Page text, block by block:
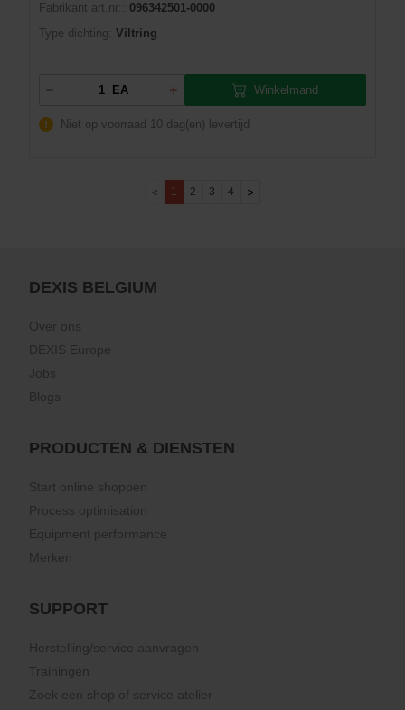
Fabrikant art.nr::
096342501-0000
Type dichting: Viltring
EA Winkelmand
Niet op voorraad 10 dag(en) levertijd
1 2 3 4
DEXIS BELGIUM
Over ons
DEXIS Europe
Jobs
Blogs
PRODUCTEN & DIENSTEN
Start online shoppen
Process optimisation
Equipment performance
Merken
SUPPORT
Herstelling/service aanvragen
Trainingen
Zoek een shop of service atelier